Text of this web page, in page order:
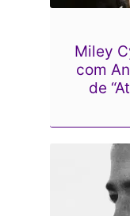
Miley
com
de